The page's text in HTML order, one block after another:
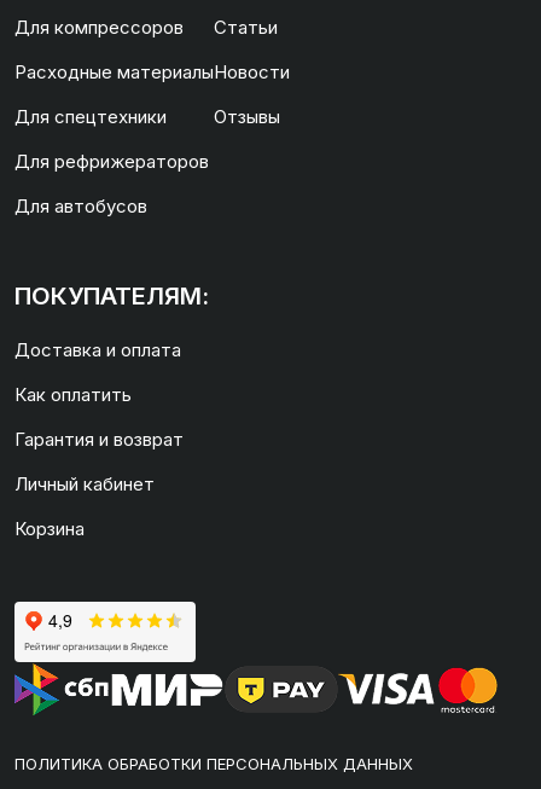
Для компрессоров
Расходные материалы
Для спецтехники
Для рефрижераторов
Для автобусов
Статьи
Новости
Отзывы
ПОКУПАТЕЛЯМ:
Доставка и оплата
Как оплатить
Гарантия и возврат
Личный кабинет
Корзина
ПОЛИТИКА ОБРАБОТКИ ПЕРСОНАЛЬНЫХ ДАННЫХ